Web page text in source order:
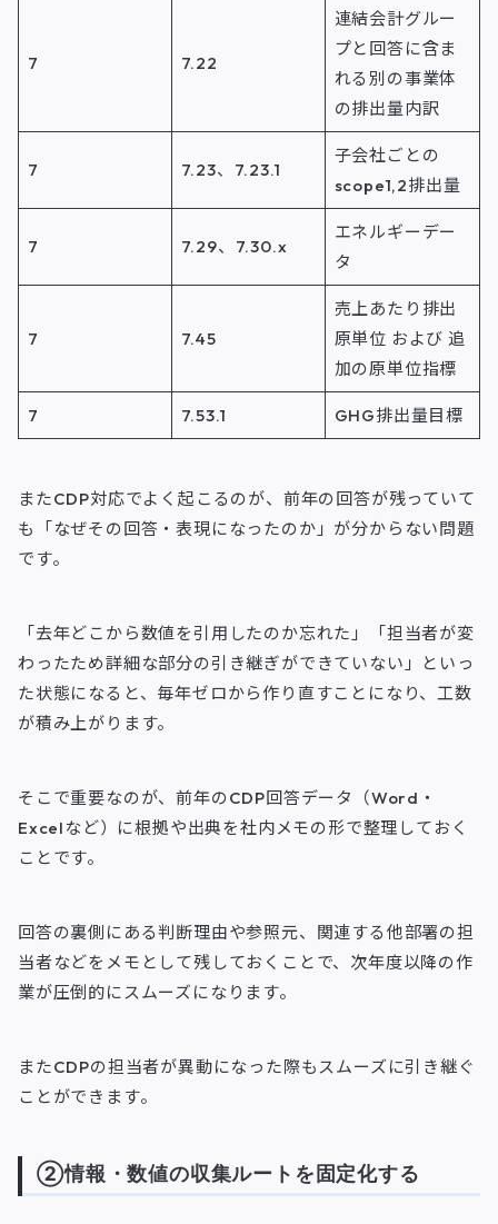
7 7.22
連結会計グルー
プと回答に含ま
れる別の事業体
の排出量内訳
7 7.23、7.23.1
子会社ごとの
scope1,2排出量
7 7.29、7.30.x
エネルギーデー
タ
7 7.45
売上あたり排出
原単位 および 追
加の原単位指標
7 7.53.1 GHG排出量目標
またCDP対応でよく起こるのが、前年の回答が残っていて
も「なぜその回答・表現になったのか」が分からない問題
です。
「去年どこから数値を引用したのか忘れた」「担当者が変
わったため詳細な部分の引き継ぎができていない」といっ
た状態になると、毎年ゼロから作り直すことになり、工数
が積み上がります。
そこで重要なのが、前年のCDP回答データ（Word・
Excelなど）に根拠や出典を社内メモの形で整理しておく
ことです。
回答の裏側にある判断理由や参照元、関連する他部署の担
当者などをメモとして残しておくことで、次年度以降の作
業が圧倒的にスムーズになります。
またCDPの担当者が異動になった際もスムーズに引き継ぐ
ことができます。
②情報・数値の収集ルートを固定化する